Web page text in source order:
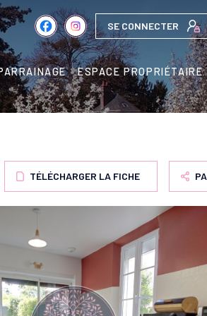
SE CONNECTER
ESPACE PROPRIÉTAIRE
TÉLÉCHARGER LA FICHE